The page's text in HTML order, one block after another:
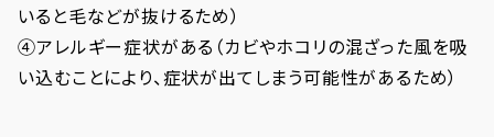
いると毛などが抜けるため）
④アレルギー症状がある（カビやホコリの混ざった風を吸
い込むことにより、症状が出てしまう可能性があるため）